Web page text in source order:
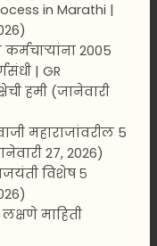
in Marathi |
2005
| GR
हमी (जानेवारी
महाराजांवरील 5
27, 2026)
विशेष ५
माहिती